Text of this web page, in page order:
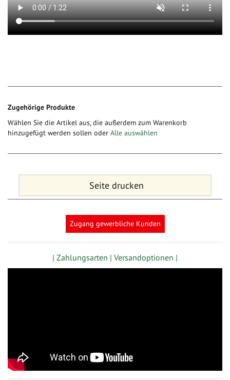
Zugehörige Produkte
Wählen Sie die Artikel aus, die außerdem zum Warenkorb
hinzugefügt werden sollen oder Alle auswählen
Seite drucken
Zugang gewerbliche Kunden
| Zahlungsarten | Versandoptionen |